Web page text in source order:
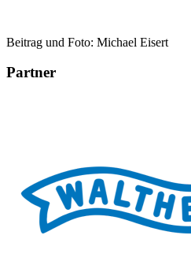
Beitrag und Foto: Michael Eisert
Partner